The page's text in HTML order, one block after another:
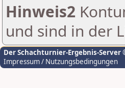
Hinweis2
und sind in der
Der Schachturnier-Ergebnis-Server
Impressum / Nutzungsbedingungen